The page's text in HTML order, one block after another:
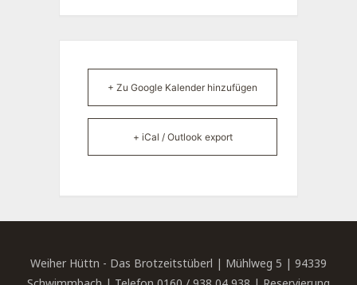
+ Zu Google Kalender hinzufügen
+ iCal / Outlook export
Weiher Hüttn - Das Brotzeitstüberl | Mühlweg 5 | 94339